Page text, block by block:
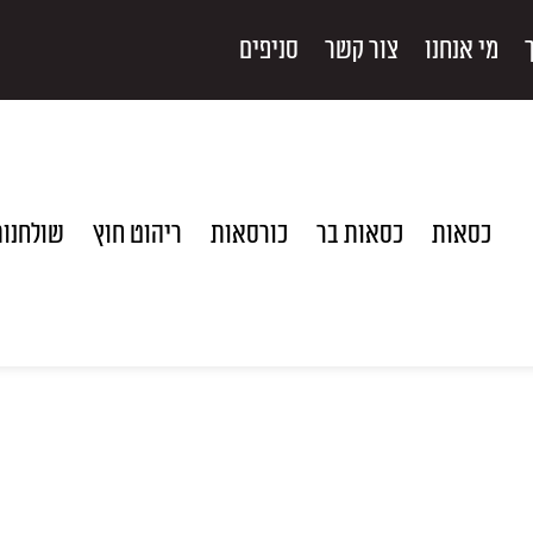
מי אנחנו צור קשר סניפים
כסאות כסאות בר כורסאות ריהוט חוץ